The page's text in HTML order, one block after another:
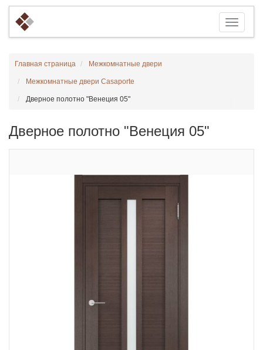
Главная страница Межкомнатные двери
Межкомнатные двери Casaporte
Дверное полотно "Венеция 05"
Дверное полотно "Венеция 05"